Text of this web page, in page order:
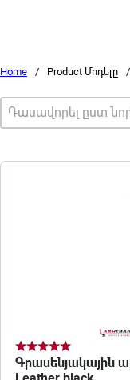
Home / Product Մոդելը /
Sort by
Sort content
Գրասենյակային